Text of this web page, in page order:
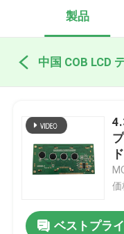
製品
中国 COB LCD
価
ベストプラ